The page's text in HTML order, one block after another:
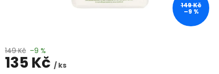
149 Kč
–9 %
149 Kč –9 %
135 Kč / ks